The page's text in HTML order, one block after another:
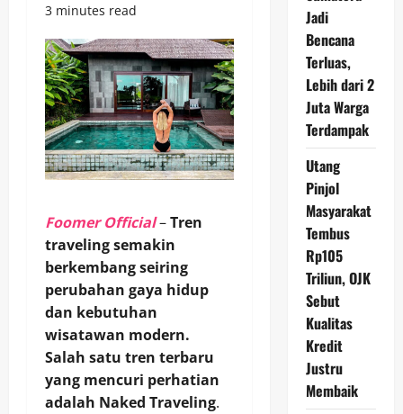
3 minutes read
Foomer Official–Tren
traveling semakin
berkembang seiring
perubahan gaya hidup
dan kebutuhan
wisatawan modern.
Salah satu tren terbaru
yang mencuri perhatian
adalah Naked Traveling.
Jadi
Bencana
Terluas,
Lebih dari 2
Juta Warga
Terdampak
Utang
Pinjol
Masyarakat
Tembus
Rp105
Triliun, OJK
Sebut
Kualitas
Kredit
Justru
Membaik